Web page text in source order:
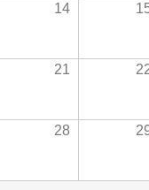
14
21
28